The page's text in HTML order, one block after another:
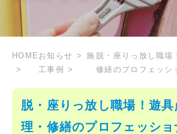
HOME お知らせ
施
工事例
脱・座りっ放し職場
修繕のプロフェッシ
脱・座りっ放し職場！遊
理・修繕のプロフェッショ